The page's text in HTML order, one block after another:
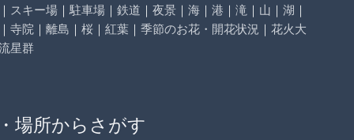
｜ スキー場 ｜ 駐車場 ｜ 鉄道 ｜ 夜景 ｜ 海 ｜ 港 ｜ 滝 ｜ 山 ｜ 湖 ｜
｜ 寺院 ｜ 離島 ｜ 桜 ｜ 紅葉 ｜ 季節のお花・開花状況 ｜ 花火大
星群
場所からさがす